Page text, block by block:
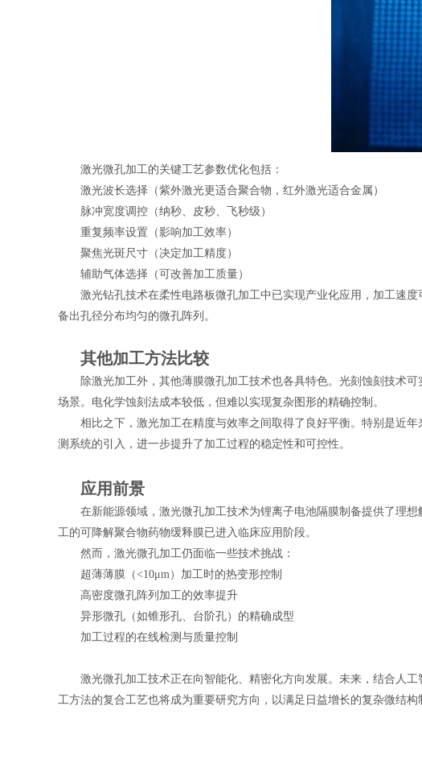
激光微孔加工的关键工艺参数优化包括：
激光波长选择（紫外激光更适合聚合物，红外激光适合金属）
脉冲宽度调控（纳秒、皮秒、飞秒级）
重复频率设置（影响加工效率）
聚焦光斑尺寸（决定加工精度）
辅助气体选择（可改善加工质量）
激光钻孔技术在柔性电路板微孔加工中已实现产业化应用，加工速
备出孔径分布均匀的微孔阵列。
其他加工方法比较
除激光加工外，其他薄膜微孔加工技术也各具特色。光刻蚀刻技术
场景。电化学蚀刻法成本较低，但难以实现复杂图形的精确控制。
相比之下，激光加工在精度与效率之间取得了良好平衡。特别是近
测系统的引入，进一步提升了加工过程的稳定性和可控性。
应用前景
在新能源领域，激光微孔加工技术为锂离子电池隔膜制备提供了理
工的可降解聚合物药物缓释膜已进入临床应用阶段。
然而，激光微孔加工仍面临一些技术挑战：
超薄薄膜（<10μm）加工时的热变形控制
高密度微孔阵列加工的效率提升
异形微孔（如锥形孔、台阶孔）的精确成型
加工过程的在线检测与质量控制
激光微孔加工技术正在向智能化、精密化方向发展。未来，结合人
工方法的复合工艺也将成为重要研究方向，以满足日益增长的复杂微结